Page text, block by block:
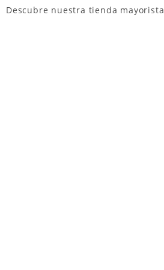
Descubre nuestra tienda mayorista